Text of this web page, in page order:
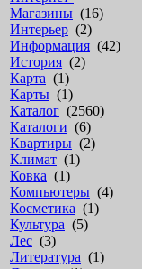
Магазины (16)
Интерьер (2)
Информация (42)
История (2)
Карта (1)
Карты (1)
Каталог (2560)
Каталоги (6)
Квартиры (2)
Климат (1)
Ковка (1)
Компьютеры (4)
Косметика (1)
Культура (5)
Лес (3)
Литература (1)